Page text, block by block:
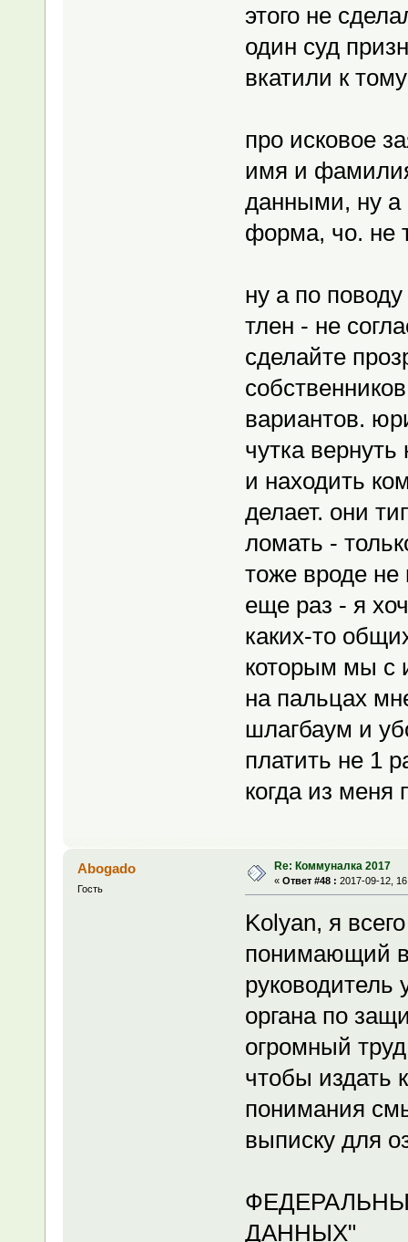
этого не
один суд
вкатили к
про исковое
имя и
данными, ну а
форма, чо. не
ну а по
тлен - не
сделайте
вариантов.
чутка
и находить
делает. они
ломать -
тоже вроде
еще раз - я
каких-то
которым мы с
на пальцах
шлагбаум и
платить не 1
когда из меня
Abogado
Гость
Re: Коммуналка 2017
« Ответ #48 : 2017-09-12,
Kolyan, я
понимающий
руководитель
органа по
огромный
чтобы издать
понимания
выписку для
ДАННЫХ"